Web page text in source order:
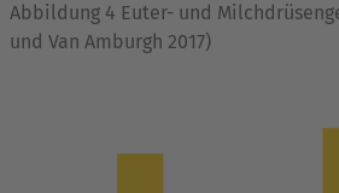
Abbildung 4 Euter- und
und Van Amburgh 2017)